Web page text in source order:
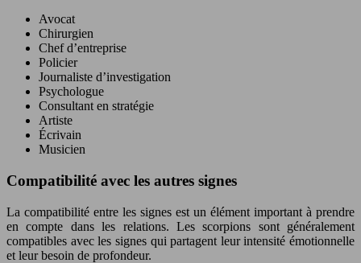
Avocat
Chirurgien
Chef d’entreprise
Policier
Journaliste d’investigation
Psychologue
Consultant en stratégie
Artiste
Écrivain
Musicien
Compatibilité avec les autres signes
La compatibilité entre les signes est un élément important à prendre
en compte dans les relations. Les scorpions sont généralement
compatibles avec les signes qui partagent leur intensité émotionnelle
et leur besoin de profondeur.